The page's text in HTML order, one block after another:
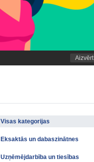
Aizvērt
Visas kategorijas
Eksaktās un dabaszinātnes
Uzņēmējdarbība un tiesības